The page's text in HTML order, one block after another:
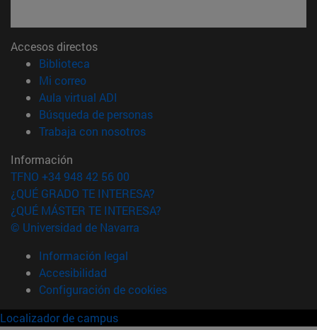
Accesos directos
Biblioteca
Mi correo(abre en nueva ventana)
Aula virtual ADI
Búsqueda de personas(abre en nueva ventana)
Trabaja con nosotros(abre en nueva ventana)
Información
TFNO +34 948 42 56 00
¿QUÉ GRADO TE INTERESA?
¿QUÉ MÁSTER TE INTERESA?
© Universidad de Navarra
Información legal
Accesibilidad
Configuración de cookies
Localizador de campus